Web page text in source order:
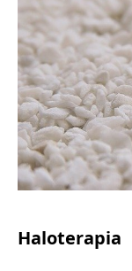
Haloterapia